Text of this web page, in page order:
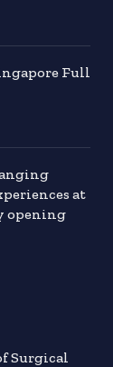
Full
at
opening
Surgical